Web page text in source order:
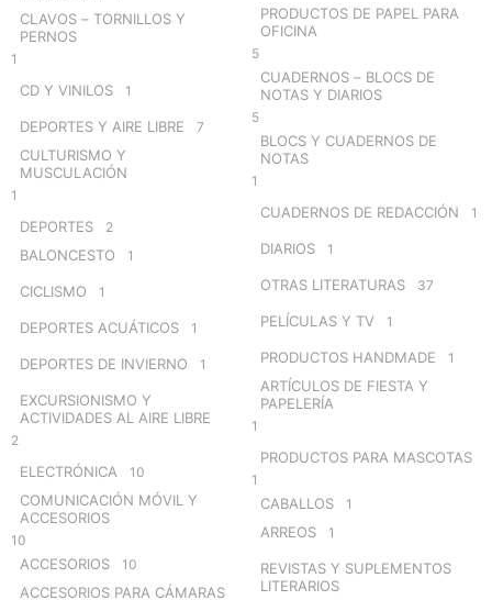
CLAVOS – TORNILLOS Y
PERNOS
1
CD Y VINILOS 1
DEPORTES Y AIRE LIBRE 7
CULTURISMO Y
MUSCULACIÓN
1
DEPORTES 2
BALONCESTO 1
CICLISMO 1
DEPORTES ACUÁTICOS 1
DEPORTES DE INVIERNO 1
EXCURSIONISMO Y
ACTIVIDADES AL AIRE LIBRE
2
ELECTRÓNICA 10
COMUNICACIÓN MÓVIL Y
ACCESORIOS
10
ACCESORIOS 10
ACCESORIOS PARA CÁMARAS
PRODUCTOS DE PAPEL PARA
OFICINA
5
CUADERNOS – BLOCS DE
NOTAS Y DIARIOS
5
BLOCS Y CUADERNOS DE
NOTAS
1
CUADERNOS DE REDACCIÓN 1
DIARIOS 1
OTRAS LITERATURAS 37
PELÍCULAS Y TV 1
PRODUCTOS HANDMADE 1
ARTÍCULOS DE FIESTA Y
PAPELERÍA
1
PRODUCTOS PARA MASCOTAS
1
CABALLOS 1
ARREOS 1
REVISTAS Y SUPLEMENTOS
LITERARIOS